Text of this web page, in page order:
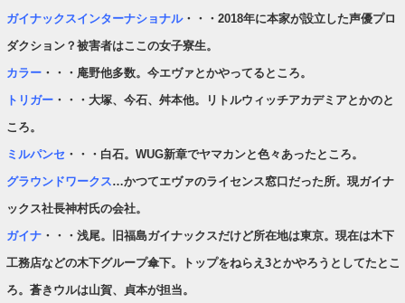
ガイナックスインターナショナル・・・2018年に本家が設立した声優プロ
ダクション？被害者はここの女子寮生。
カラー ・・・庵野他多数。今エヴァとかやってるところ。
トリガー ・・・大塚、今石、舛本他。リトルウィッチアカデミアとかのと
ころ。
ミルパンセ ・・・白石。WUG新章でヤマカンと色々あったところ。
グラウンドワークス…かつてエヴァのライセンス窓口だった所。現ガイナ
ックス社長神村氏の会社。
ガイナ ・・・浅尾。旧福島ガイナックスだけど所在地は東京。現在は木下
工務店などの木下グループ傘下。トップをねらえ3とかやろうとしてたとこ
ろ。蒼きウルは山賀、貞本が担当。